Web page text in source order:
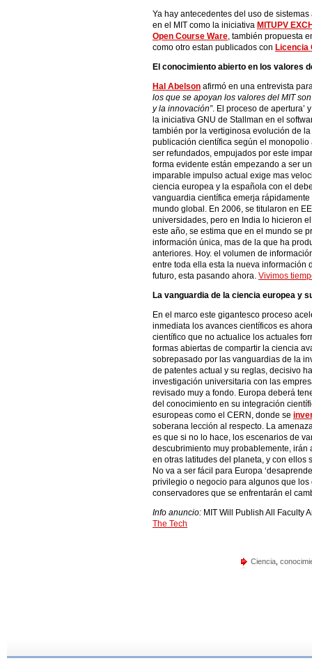
Ya hay antecedentes del uso de
en el MIT como la iniciativa MITUPV
Open Course Ware, también propuesta
como otro estan publicados con Licencia
El conocimiento abierto en los valores
Hal Abelson afirmó en una entrevista
los que se apoyan los valores del MIT
y la innovación”. El proceso de apertura’
la iniciativa GNU de Stallman en el
también por la vertiginosa evolución de
publicación científica según el
ser refundados, empujados por este
forma evidente están empezando a ser
imparable impulso actual exige mas
ciencia europea y la española con el
vanguardia científica emerja
mundo global. En 2006, se titularon en
universidades, pero en India lo hicieron
este año, se estima que en el mundo se
información única, mas de la que ha
anteriores. Hoy. el volumen de
entre toda ella esta la nueva información
futuro, esta pasando ahora. Vivimos
La vanguardia de la ciencia europea y
En el marco este gigantesco proceso
inmediata los avances científicos es
científico que no actualice los actuales
formas abiertas de compartir la ciencia
sobrepasado por las vanguardias de la
de patentes actual y su reglas, decisivo
investigación universitaria con las
revisado muy a fondo. Europa deberá
del conocimiento en su integración
esuropeas como el CERN, donde se
soberana lección al respecto. La
es que si no lo hace, los escenarios de
descubrimiento muy probablemente,
en otras latitudes del planeta, y con ellos
No va a ser fácil para Europa
privilegio o negocio para algunos que
conservadores que se enfrentarán el
Info anuncio: MIT Will Publish All
The Tech
Ciencia